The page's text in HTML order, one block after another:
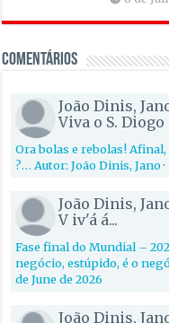
Comentários
João Dinis,
Viva o S. Diogo
Ora bolas e rebolas!
?… Autor: João Dinis, Jano
João Dinis,
V iv'á á...
Fase final do Mundial –
negócio, estúpido, é o
de June de 2026
João Dinis,